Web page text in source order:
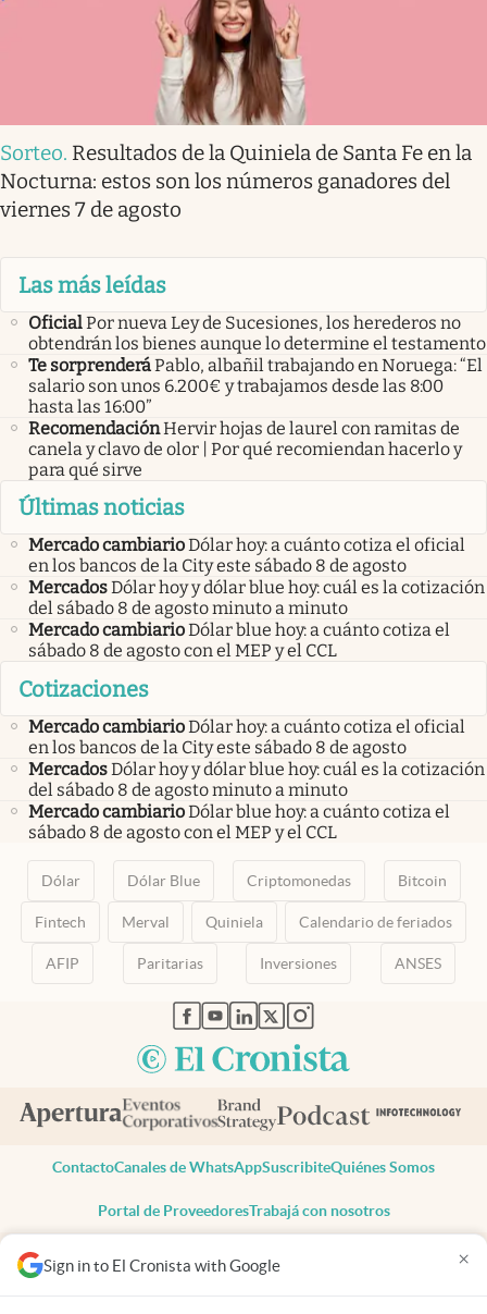
Sign in to El Cronista with Google ×
Sorteo. Resultados de la Quiniela de Santa Fe en la
Nocturna: estos son los números ganadores del
viernes 7 de agosto
Las más leídas
OficialPor nueva Ley de Sucesiones, los herederos no
obtendrán los bienes aunque lo determine el testamento
Te sorprenderáPablo, albañil trabajando en Noruega: “El
salario son unos 6.200€ y trabajamos desde las 8:00
hasta las 16:00”
RecomendaciónHervir hojas de laurel con ramitas de
canela y clavo de olor | Por qué recomiendan hacerlo y
para qué sirve
Últimas noticias
Mercado cambiarioDólar hoy: a cuánto cotiza el oficial
en los bancos de la City este sábado 8 de agosto
MercadosDólar hoy y dólar blue hoy: cuál es la cotización
del sábado 8 de agosto minuto a minuto
Mercado cambiarioDólar blue hoy: a cuánto cotiza el
sábado 8 de agosto con el MEP y el CCL
Cotizaciones
Mercado cambiarioDólar hoy: a cuánto cotiza el oficial
en los bancos de la City este sábado 8 de agosto
MercadosDólar hoy y dólar blue hoy: cuál es la cotización
del sábado 8 de agosto minuto a minuto
Mercado cambiarioDólar blue hoy: a cuánto cotiza el
sábado 8 de agosto con el MEP y el CCL
Dólar Dólar Blue Criptomonedas Bitcoin
Fintech Merval Quiniela Calendario de feriados
AFIP Paritarias Inversiones ANSES
abre en nueva pestaña
abre en nueva pestaña
abre en nueva pestaña
abre en nueva pestaña
abre en nueva pestaña
ContactoCanales de WhatsAppSuscribiteQuiénes Somos
Portal de ProveedoresTrabajá con nosotros
Todos los derechos reservados